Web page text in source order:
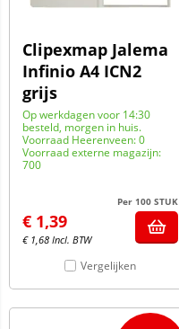
Clipexmap Jalema
Infinio A4 ICN2
grijs
Op werkdagen voor 14:30
besteld, morgen in huis.
Voorraad Heerenveen: 0
Voorraad externe magazijn:
700
Per 100 STUK
€ 1,39
€ 1,68 Incl. BTW
Vergelijken